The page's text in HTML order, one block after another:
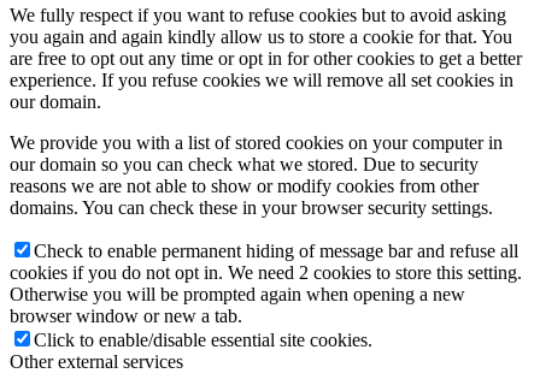
We fully respect if you want to refuse cookies but to avoid asking
you again and again kindly allow us to store a cookie for that. You
are free to opt out any time or opt in for other cookies to get a better
experience. If you refuse cookies we will remove all set cookies in
our domain.
We provide you with a list of stored cookies on your computer in
our domain so you can check what we stored. Due to security
reasons we are not able to show or modify cookies from other
domains. You can check these in your browser security settings.
Check to enable permanent hiding of message bar and refuse all
cookies if you do not opt in. We need 2 cookies to store this setting.
Otherwise you will be prompted again when opening a new
browser window or new a tab.
Click to enable/disable essential site cookies.
Other external services